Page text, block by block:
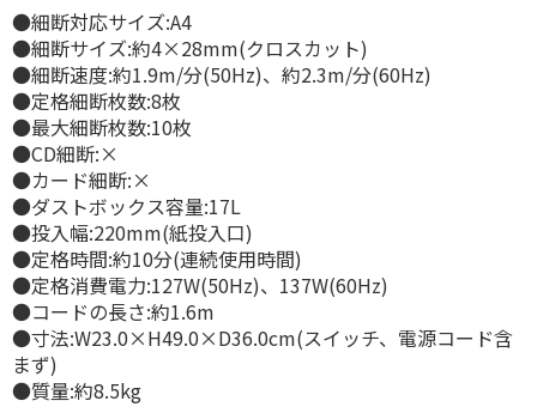
●細断対応サイズ:A4
●細断サイズ:約4×28mm(クロスカット)
●細断速度:約1.9m/分(50Hz)、約2.3m/分(60Hz)
●定格細断枚数:8枚
●最大細断枚数:10枚
●CD細断:×
●カード細断:×
●ダストボックス容量:17L
●投入幅:220mm(紙投入口)
●定格時間:約10分(連続使用時間)
●定格消費電力:127W(50Hz)、137W(60Hz)
●コードの長さ:約1.6m
●寸法:W23.0×H49.0×D36.0cm(スイッチ、電源コード含
まず)
●質量:約8.5kg